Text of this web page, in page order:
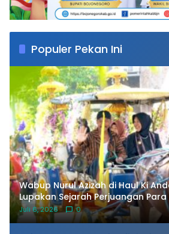
Populer Pekan Ini
Wabup Nurul Azizah di Haul Ki
Lupakan Sejarah Perjuangan
Juli 6, 2026 0